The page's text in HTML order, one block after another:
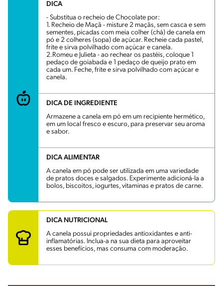
DICA
- Substitua o recheio de Chocolate por:
1. Recheio de Maçã - misture 2 maçãs, sem casca e sem
sementes, picadas com meia colher (chá) de canela em
pó e 2 colheres (sopa) de açúcar. Recheie cada pastel,
frite e sirva polvilhado com açúcar e canela.
2.Romeu e Julieta - ao rechear os pastéis, coloque 1
pedaço de goiabada e 1 pedaço de queijo prato em
cada um. Feche, frite e sirva polvilhado com açúcar e
canela.
DICA DE INGREDIENTE
Armazene a canela em pó em um recipiente hermético,
em um local fresco e escuro, para preservar seu aroma
e sabor.
DICA ALIMENTAR
A canela em pó pode ser utilizada em uma variedade
de pratos doces e salgados. Experimente adicioná-la a
bolos, biscoitos, iogurtes, vitaminas e pratos de carne.
DICA NUTRICIONAL
A canela possui propriedades antioxidantes e anti-
inflamatórias. Inclua-a na sua dieta para aproveitar
esses benefícios, mas consuma com moderação.